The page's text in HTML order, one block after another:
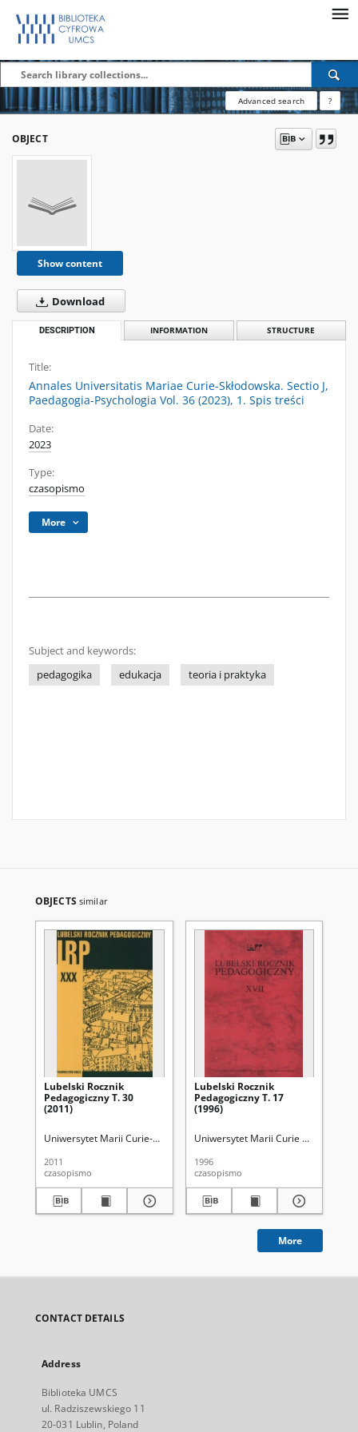
Advanced search ?
OBJECT
Show content
Download
DESCRIPTION INFORMATION STRUCTURE
Title:
Annales Universitatis Mariae Curie-Skłodowska. Sectio J,
Paedagogia-Psychologia Vol. 36 (2023), 1. Spis treści
Date:
2023
Type:
czasopismo
More
Subject and keywords:
pedagogika
edukacja teoria i praktyka
OBJECTS similar
Lubelski Rocznik
Pedagogiczny T. 30
(2011)
Uniwersytet Marii Curie-Skłodowskiej (Lublin). Wydział Pedagogiki i
2011
czasopismo
Lubelski Rocznik
Pedagogiczny T. 17
(1996)
Uniwersytet Marii Curie
1996
czasopismo
More
CONTACT DETAILS
Address
Biblioteka UMCS
ul. Radziszewskiego 11
20-031 Lublin, Poland